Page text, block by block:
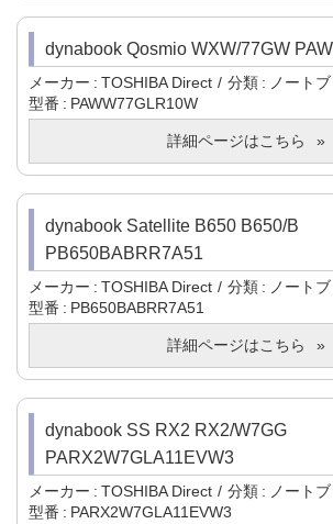
dynabook Qosmio WXW/77GW
メーカー TOSHIBA Direct 分類
ノート
型番
PAWW77GLR10W
詳細ページはこちら
dynabook Satellite B650 B650/B
PB650BABRR7A51
メーカー TOSHIBA Direct 分類
ノート
型番
PB650BABRR7A51
詳細ページはこちら
dynabook SS RX2 RX2/W7GG
PARX2W7GLA11EVW3
メーカー TOSHIBA Direct 分類
ノート
型番
PARX2W7GLA11EVW3